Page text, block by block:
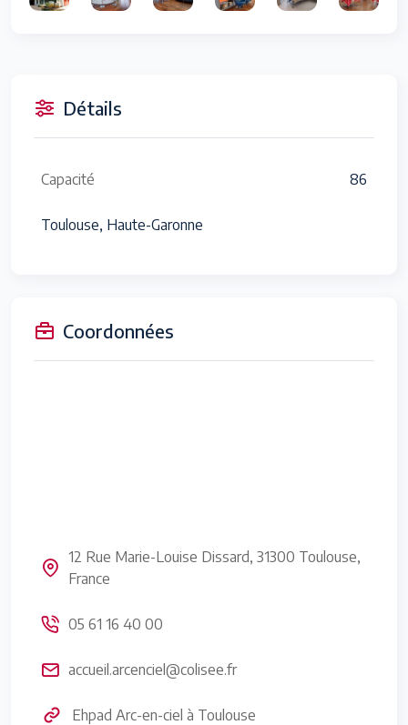
Détails
Capacité 86
Toulouse, Haute-Garonne
Coordonnées
12 Rue Marie-Louise Dissard, 31300 Toulouse,
France
05 61 16 40 00
accueil.arcenciel@colisee.fr
Ehpad Arc-en-ciel à Toulouse